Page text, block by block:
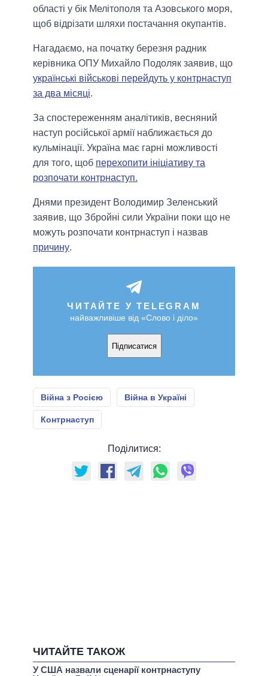
області у бік Мелітополя та Азовського моря,
щоб відрізати шляхи постачання окупантів.
Нагадаємо, на початку березня радник
керівника ОПУ Михайло Подоляк заявив, що
українські військові перейдуть у контрнаступ
за два місяці.
За спостереженням аналітиків, весняний
наступ російської армії наближається до
кульмінації. Україна має гарні можливості
для того, щоб перехопити ініціативу та
розпочати контрнаступ.
Днями президент Володимир Зеленський
заявив, що Збройні сили України поки що не
можуть розпочати контрнаступ і назвав
причину.
ЧИТАЙТЕ У TELEGRAM
найважливіше від «Слово і діло»
Підписатися
Війна з Росією Війна в Україні
Контрнаступ
Поділитися:
ЧИТАЙТЕ ТАКОЖ
У США назвали сценарії контрнаступу